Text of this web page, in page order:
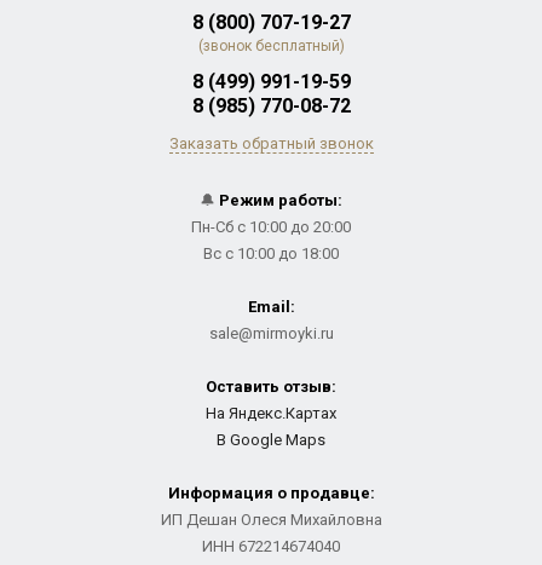
8 (800) 707-19-27
(звонок бесплатный)
8 (499) 991-19-59
8 (985) 770-08-72
Заказать обратный звонок
🔔 Режим работы:
Пн-Сб с 10:00 до 20:00
Вс с 10:00 до 18:00
Email:
sale@mirmoyki.ru
Оставить отзыв:
На Яндекс.Картах
В Google Maps
Информация о продавце:
ИП Дешан Олеся Михайловна
ИНН 672214674040